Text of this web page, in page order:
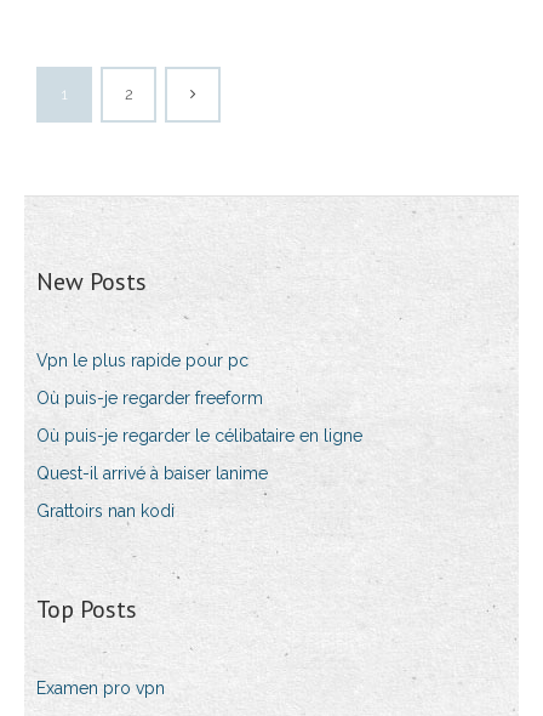
1 2
New Posts
Vpn le plus rapide pour pc
Où puis-je regarder freeform
Où puis-je regarder le célibataire en ligne
Quest-il arrivé à baiser lanime
Grattoirs nan kodi
Top Posts
Examen pro vpn